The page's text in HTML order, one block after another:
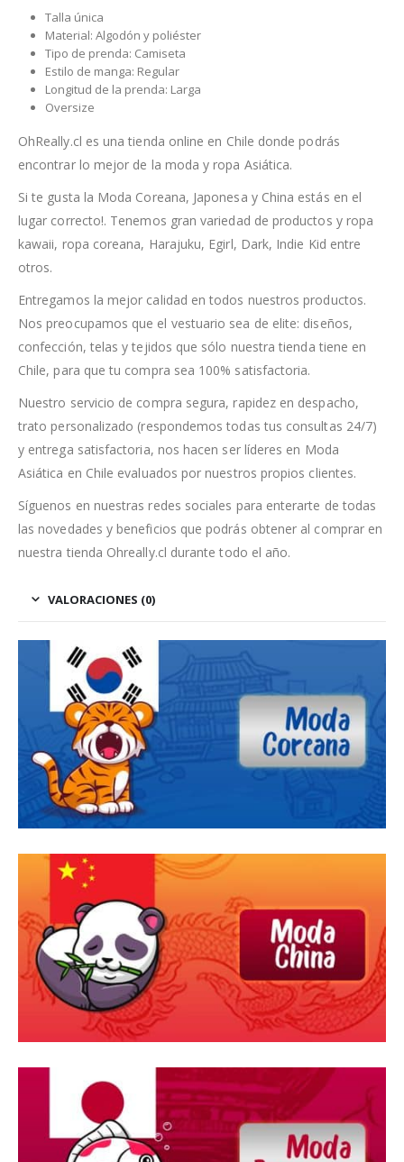
Talla única
Material: Algodón y poliéster
Tipo de prenda: Camiseta
Estilo de manga: Regular
Longitud de la prenda: Larga
Oversize
OhReally.cl es una tienda online en Chile donde podrás
encontrar lo mejor de la moda y ropa Asiática.
Si te gusta la Moda Coreana, Japonesa y China estás en el
lugar correcto!. Tenemos gran variedad de productos y ropa
kawaii, ropa coreana, Harajuku, Egirl, Dark, Indie Kid entre
otros.
Entregamos la mejor calidad en todos nuestros productos.
Nos preocupamos que el vestuario sea de elite: diseños,
confección, telas y tejidos que sólo nuestra tienda tiene en
Chile, para que tu compra sea 100% satisfactoria.
Nuestro servicio de compra segura, rapidez en despacho,
trato personalizado (respondemos todas tus consultas 24/7)
y entrega satisfactoria, nos hacen ser líderes en Moda
Asiática en Chile evaluados por nuestros propios clientes.
Síguenos en nuestras redes sociales para enterarte de todas
las novedades y beneficios que podrás obtener al comprar en
nuestra tienda Ohreally.cl durante todo el año.
VALORACIONES (0)